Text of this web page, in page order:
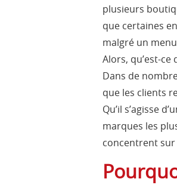
plusieurs
que certaines
malgré un
Alors, qu’est-
Dans de
que les clients
Qu’il s’agisse
marques les
concentrent